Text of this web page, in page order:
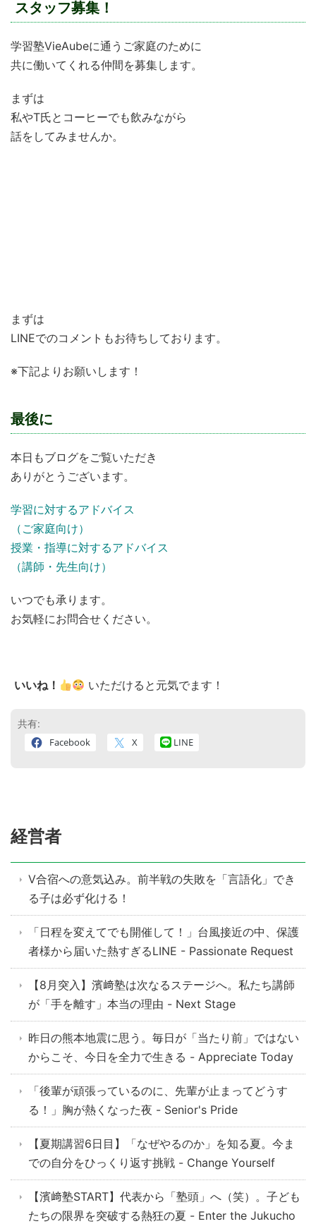
スタッフ募集！
学習塾VieAubeに通うご家庭のために
共に働いてくれる仲間を募集します。
まずは
私やT氏とコーヒーでも飲みながら
話をしてみませんか。
まずは
LINEでのコメントもお待ちしております。
※下記よりお願いします！
最後に
本日もブログをご覧いただき
ありがとうございます。
学習に対するアドバイス
（ご家庭向け）
授業・指導に対するアドバイス
（講師・先生向け）
いつでも承ります。
お気軽にお問合せください。
いいね！ いただけると元気でます！
共有:
Facebook X LINE
経営者
V合宿への意気込み。前半戦の失敗を「言語化」でき
る子は必ず化ける！
「日程を変えてでも開催して！」台風接近の中、保護
者様から届いた熱すぎるLINE - Passionate Request
【8月突入】濱﨑塾は次なるステージへ。私たち講師
が「手を離す」本当の理由 - Next Stage
昨日の熊本地震に思う。毎日が「当たり前」ではない
からこそ、今日を全力で生きる - Appreciate Today
「後輩が頑張っているのに、先輩が止まってどうす
る！」胸が熱くなった夜 - Senior's Pride
【夏期講習6日目】「なぜやるのか」を知る夏。今ま
での自分をひっくり返す挑戦 - Change Yourself
【濱﨑塾START】代表から「塾頭」へ（笑）。子ども
たちの限界を突破する熱狂の夏 - Enter the Jukucho